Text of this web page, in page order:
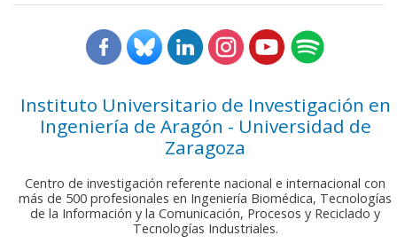
Instituto Universitario de Investigación en
Ingeniería de Aragón - Universidad de
Zaragoza
Centro de investigación referente nacional e internacional con
más de 500 profesionales en Ingeniería Biomédica, Tecnologías
de la Información y la Comunicación, Procesos y Reciclado y
Tecnologías Industriales.